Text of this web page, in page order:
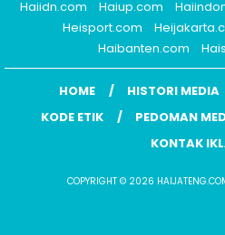
Haiidn.com
Haiup.com
Heisport.com
Haibanten.com
HOME HISTORI MEDIA
KODE ETIK
PEDOMAN
KONTAK
COPYRIGHT © 2026